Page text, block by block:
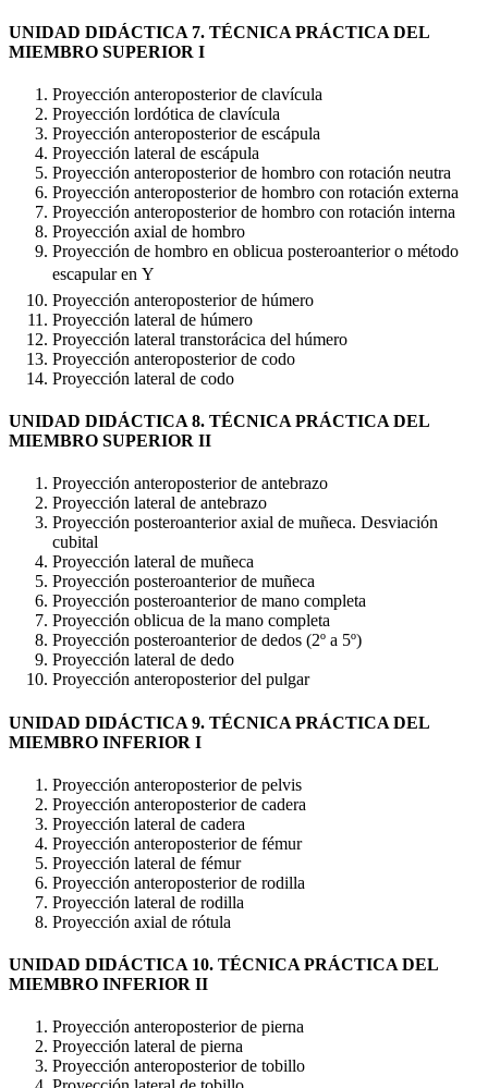
UNIDAD DIDÁCTICA 7. TÉCNICA PRÁCTICA DEL
MIEMBRO SUPERIOR I
Proyección anteroposterior de clavícula
Proyección lordótica de clavícula
Proyección anteroposterior de escápula
Proyección lateral de escápula
Proyección anteroposterior de hombro con rotación neutra
Proyección anteroposterior de hombro con rotación externa
Proyección anteroposterior de hombro con rotación interna
Proyección axial de hombro
Proyección de hombro en oblicua posteroanterior o método
escapular en Y
Proyección anteroposterior de húmero
Proyección lateral de húmero
Proyección lateral transtorácica del húmero
Proyección anteroposterior de codo
Proyección lateral de codo
UNIDAD DIDÁCTICA 8. TÉCNICA PRÁCTICA DEL
MIEMBRO SUPERIOR II
Proyección anteroposterior de antebrazo
Proyección lateral de antebrazo
Proyección posteroanterior axial de muñeca. Desviación
cubital
Proyección lateral de muñeca
Proyección posteroanterior de muñeca
Proyección posteroanterior de mano completa
Proyección oblicua de la mano completa
Proyección posteroanterior de dedos (2º a 5º)
Proyección lateral de dedo
Proyección anteroposterior del pulgar
UNIDAD DIDÁCTICA 9. TÉCNICA PRÁCTICA DEL
MIEMBRO INFERIOR I
Proyección anteroposterior de pelvis
Proyección anteroposterior de cadera
Proyección lateral de cadera
Proyección anteroposterior de fémur
Proyección lateral de fémur
Proyección anteroposterior de rodilla
Proyección lateral de rodilla
Proyección axial de rótula
UNIDAD DIDÁCTICA 10. TÉCNICA PRÁCTICA DEL
MIEMBRO INFERIOR II
Proyección anteroposterior de pierna
Proyección lateral de pierna
Proyección anteroposterior de tobillo